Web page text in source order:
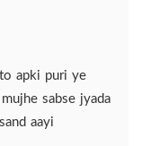
apki puri ye
sabse jyada
aayi